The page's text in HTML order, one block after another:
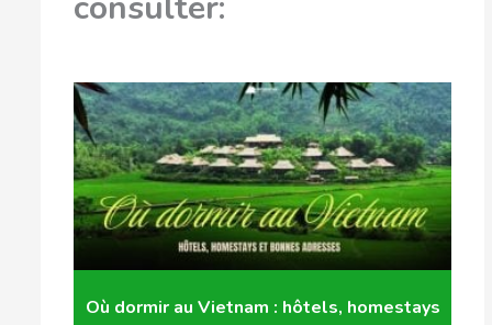
Où dormir au Vietnam : hôtels, homestays